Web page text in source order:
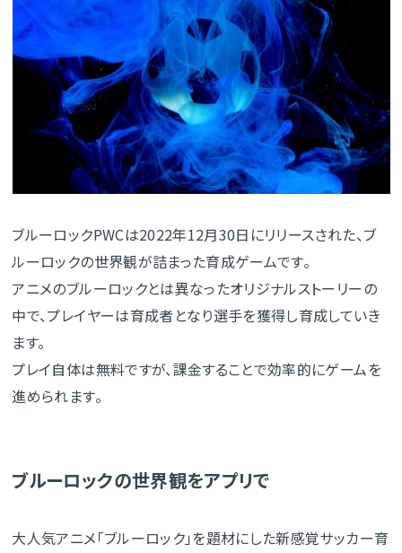
ブルーロックPWCは2022年12月30日にリリースされた、ブ
ルーロックの世界観が詰まった育成ゲームです。
アニメのブルーロックとは異なったオリジナルストーリーの
中で、プレイヤーは育成者となり選手を獲得し育成していき
ます。
プレイ自体は無料ですが、課金することで効率的にゲームを
進められます。
ブルーロックの世界観をアプリで
大人気アニメ「ブルーロック」を題材にした新感覚サッカー育